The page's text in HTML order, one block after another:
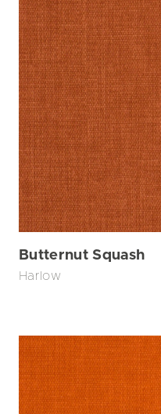
Butternut Squash
Harlow